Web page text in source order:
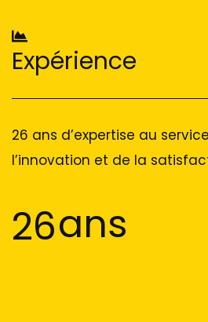
Expérience
26 ans d’expertise au
l’innovation et de la
26ans